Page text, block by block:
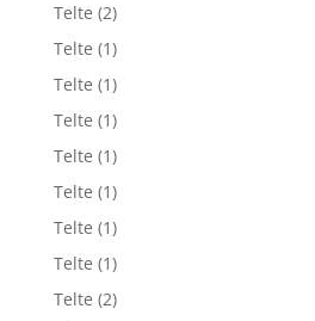
Telte (2)
Telte (1)
Telte (1)
Telte (1)
Telte (1)
Telte (1)
Telte (1)
Telte (1)
Telte (2)